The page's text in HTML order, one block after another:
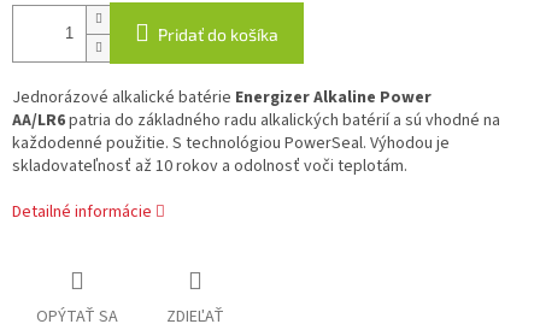
Pridať do košíka
Jednorázové alkalické batérie Energizer Alkaline Power
AA/LR6patria do základného radu alkalických batérií a sú vhodné na
každodenné použitie. S technológiou PowerSeal. Výhodou je
skladovateľnosť až 10 rokov a odolnosť voči teplotám.
Detailné informácie
OPÝTAŤ SA ZDIEĽAŤ